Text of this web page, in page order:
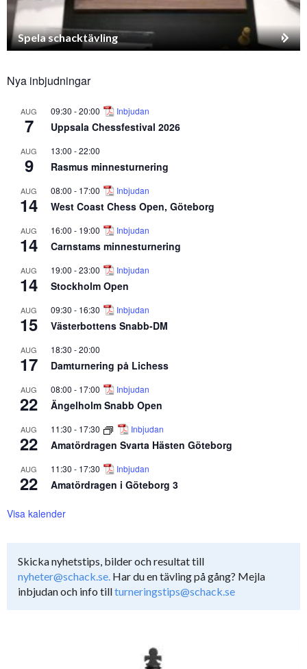
Spela schacktävling
Nya inbjudningar
AUG
7
09:30 -20:00 Inbjudan
Uppsala Chessfestival 2026
AUG
9
13:00 -22:00
Rasmus minnesturnering
AUG
14
08:00 - 17:00 Inbjudan
West Coast Chess Open, Göteborg
AUG
14
16:00 - 19:00 Inbjudan
Carnstams minnesturnering
AUG
14
19:00 -23:00 Inbjudan
Stockholm Open
AUG
15
09:30 - 16:30 Inbjudan
Västerbottens Snabb-DM
AUG
17
18:30 -20:00
Damturnering på Lichess
AUG
22
08:00 - 17:00 Inbjudan
Ängelholm Snabb Open
AUG
22
11:30 - 17:30 Inbjudan
Amatördragen Svarta Hästen Göteborg
AUG
22
11:30 - 17:30 Inbjudan
Amatördragen i Göteborg 3
Visa kalender
Skicka nyhetstips, bilder och resultat till
nyheter@schack.se. Har du en tävling på gång? Mejla
inbjudan och info tillturneringstips@schack.se